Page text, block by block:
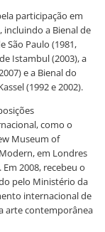
participação em
a Bienal de
São Paulo (1981,
Istambul (2003), a
e a Bienal do
(1992 e 2002).
como o
Museum of
em Londres
2008, recebeu o
pelo Ministério da
internacional de
arte contemporânea